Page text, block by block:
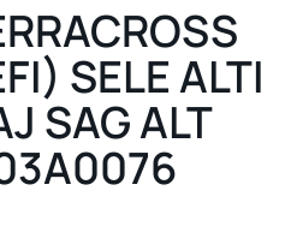
SELE ALTI
SAG ALT